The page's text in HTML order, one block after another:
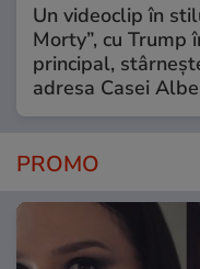
Un videoclip în
Morty”, cu Trump
principal,
adresa Casei Albe
PROMO